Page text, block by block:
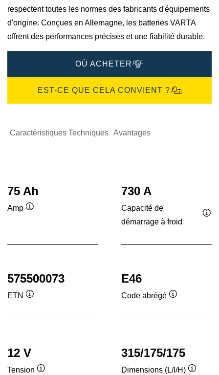
respectent toutes les normes des fabricants d'équipements
d'origine. Conçues en Allemagne, les batteries VARTA
offrent des performances précises et une fiabilité durable.
OÙ ACHETER
EST-CE QUE CELA CONVIENT ?
Caractéristiques Techniques Avantages
75 Ah
Amp
730 A
Capacité de
démarrage à froid
575500073
ETN
E46
Code abrégé
12 V
Tension
315/175/175
Dimensions (L/l/H)